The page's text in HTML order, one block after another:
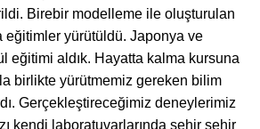
Birebir modelleme ile oluşturulan
eğitimler yürütüldü. Japonya ve
eğitimi aldık. Hayatta kalma kursuna
birlikte yürütmemiz gereken bilim
Gerçekleştireceğimiz deneylerimiz
kendi laboratuvarlarında şehir şehir